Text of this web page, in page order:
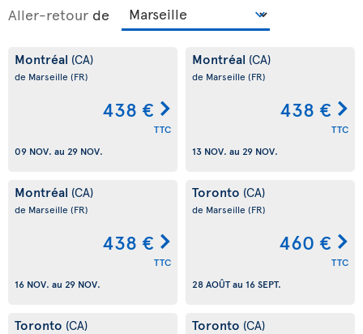
Aller-retour de
Montréal (CA)
de Marseille (FR)
438 €
TTC
09 NOV. au 29 NOV.
Montréal (CA)
de Marseille (FR)
438 €
TTC
13 NOV. au 29 NOV.
Montréal (CA)
de Marseille (FR)
438 €
TTC
16 NOV. au 29 NOV.
Toronto (CA)
de Marseille (FR)
460 €
TTC
28 AOÛTau 16 SEPT.
Toronto (CA) Toronto (CA)